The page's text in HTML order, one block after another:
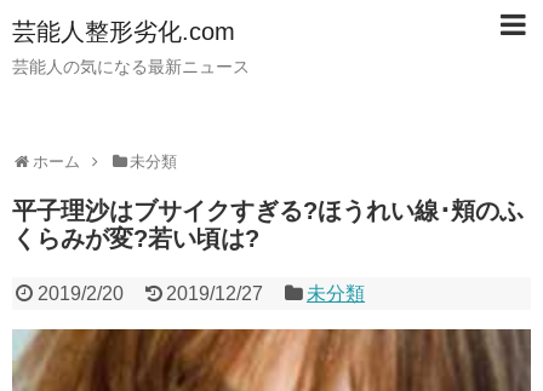
芸能人整形劣化.com
芸能人の気になる最新ニュース
ホーム 未分類
平子理沙はブサイクすぎる?ほうれい線･頬のふ
くらみが変?若い頃は?
2019/2/20 2019/12/27 未分類